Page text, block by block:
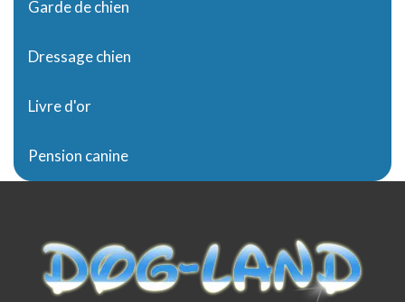
Garde de chien
Dressage chien
Livre d'or
Pension canine